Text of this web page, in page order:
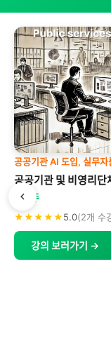
공공기관 AI 도입, 실무자
공공기관 및 비영리단
박형주
★★★★★5.0(2개 수
강의 보러가기 →